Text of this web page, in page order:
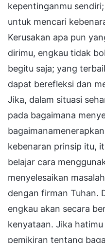
kepentinganmu
untuk mencari
Kerusakan apa pun
dirimu, engkau tidak
begitu saja; yang
dapat berefleksi dan
Jika, dalam situasi
pada bagaimana
kebenaran prinsip itu,
belajar cara
menyelesaikan
dengan firman Tuhan.
engkau akan secara
kenyataan. Jika
pemikiran tentang